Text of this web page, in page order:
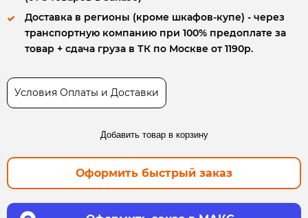
Доставка в регионы (кроме шкафов-купе) - через
транспортную компанию при 100% предоплате за
товар + сдача груза в ТК по Москве от 1190р.
Условия Оплаты и Доставки
Добавить товар в корзину
Оформить быстрый заказ